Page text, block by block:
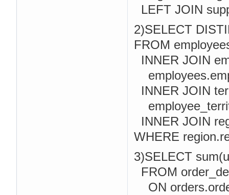
LEFT JOIN
2)SELECT
FROM
INNER JOIN
INNER JOIN
INNER JOIN
WHERE
3)SELECT
FROM
ON